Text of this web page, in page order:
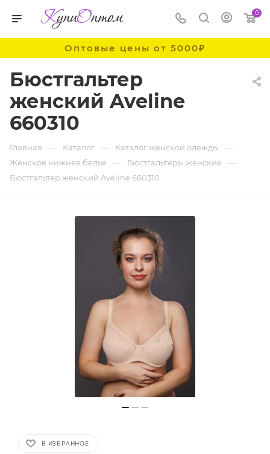
0
Оптовые цены от 5000₽
Бюстгальтер
женский Aveline
660310
Главная — Каталог — Каталог женской одежды —
Женское нижнее белье — Бюстгальтеры женские —
Бюстгальтер женский Aveline 660310
В ИЗБРАННОЕ